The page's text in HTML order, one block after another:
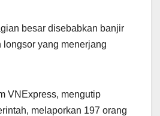
besar disebabkan banjir
longsor yang menerjang
VNExpress, mengutip
melaporkan 197 orang